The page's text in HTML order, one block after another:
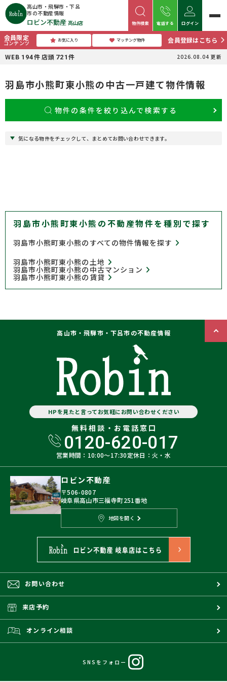
高山市・飛騨市・下呂
市の不動産情報
ロビン不動産 高山店 物件検索 電話する ログイン
会員限定
コンテンツ お気に入り マッチング物件
会員登録はこちら
WEB 194件 店頭 721件 2026.08.04 更新
羽島市小熊町東小熊の中古一戸建て物件情報
物件の条件を絞り込んで検索する
気になる物件をチェックして、まとめてお問い合わせできます。
羽島市小熊町東小熊の不動産物件を種別で探す
羽島市小熊町東小熊のすべての物件情報を探す
羽島市小熊町東小熊の土地
羽島市小熊町東小熊の中古マンション
羽島市小熊町東小熊の賃貸
高山市・飛騨市・下呂市の不動産情報
HPを見たと言ってお気軽にお問い合わせください
無料相談・お電話窓口
0120-620-017
営業時間：10:00〜17:30定休日：火・水
ロビン不動産
〒506-0807
岐阜県高山市三福寺町251番地
地図を開く
お問い合わせ
来店予約
オンライン相談
SNSをフォロー